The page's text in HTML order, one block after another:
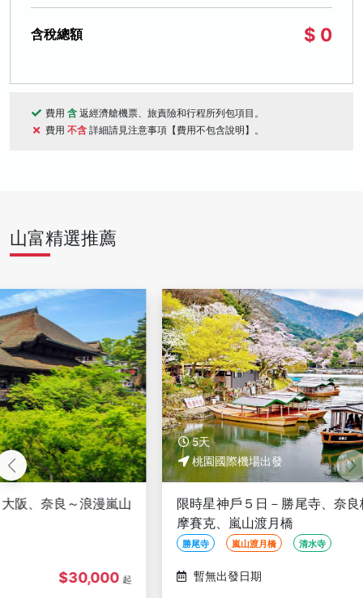
含稅總額 $ 0
費用 含 返經濟艙機票、旅責險和行程所列包項目。
費用 不含 詳細請見注意事項【費用不包含說明】。
山富精選推薦
5天
桃園國際機場出發
限時星神戶５日－勝尾寺、奈良梅花鹿、清水寺、神戶
暫無出發日期 歡迎包團客製出團